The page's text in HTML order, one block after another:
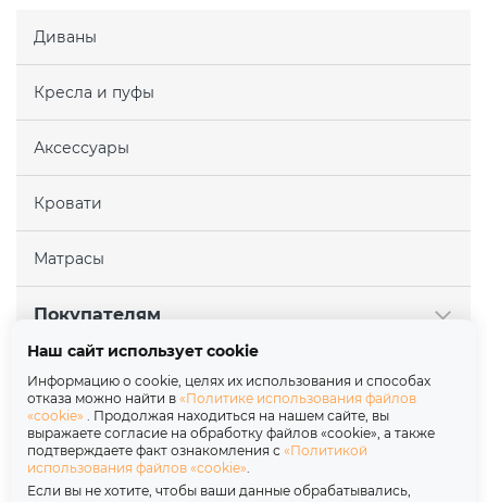
Диваны
Кресла и пуфы
Аксессуары
Кровати
Матрасы
Покупателям
Партнерам
О нас
Copyright © 2026
Наш сайт использует cookie
Информацию о cookie, целях их использования и способах
отказа можно найти в «Политике использования файлов
«cookie» . Продолжая находиться на нашем сайте, вы
выражаете согласие на обработку файлов «cookie», а также
подтверждаете факт ознакомления с «Политикой
использования файлов «cookie».
Если вы не хотите, чтобы ваши данные обрабатывались,